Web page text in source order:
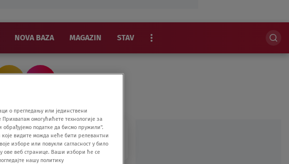
NOVA BAZA MAGAZIN STAV
о прегледању или јединствени
омогућићете технологије за
податке да бисмо пружили".
видите можда неће бити релевантни
изборе или повукли сагласност у било
ове веб странице. Ваши избори ће се
нашу политику